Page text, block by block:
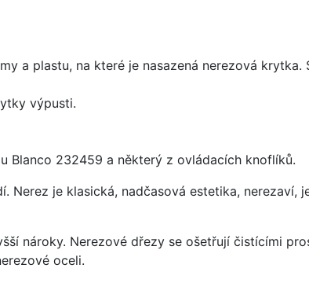
a plastu, na které je nasazená nerezová krytka.
výpusti.
Blanco 232459 a některý z ovládacích knoflíků.
je klasická, nadčasová estetika, nerezaví,
nároky. Nerezové dřezy se ošetřují čistícími
oceli.